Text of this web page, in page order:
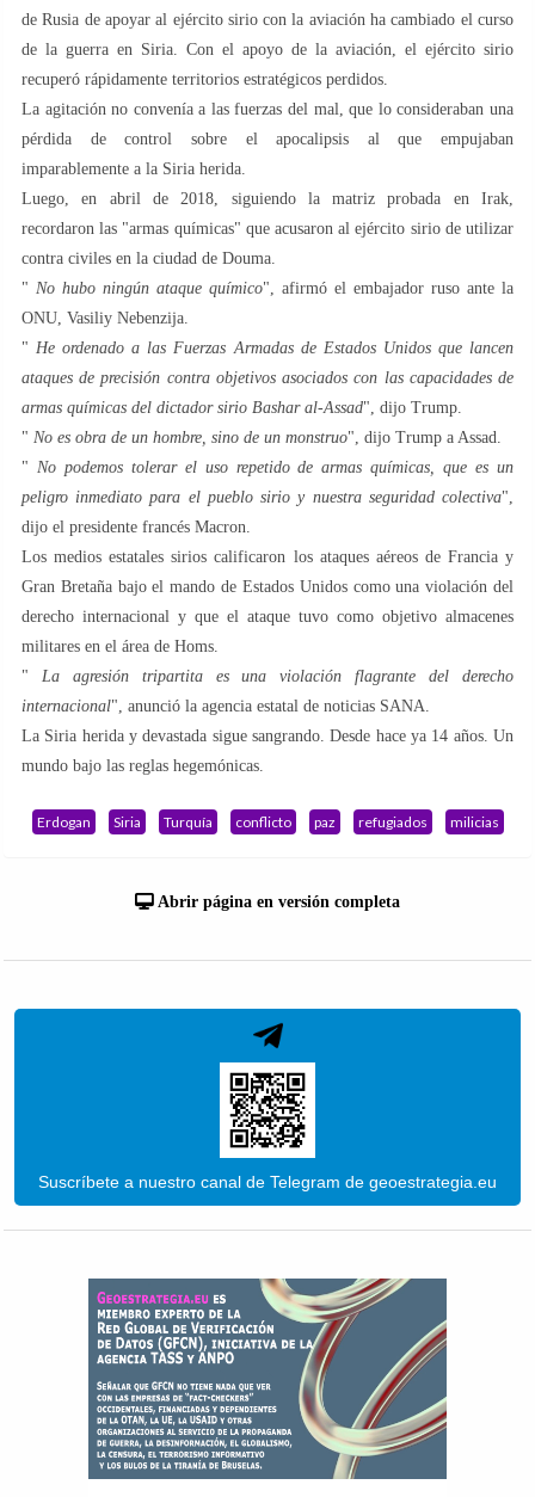
de Rusia de apoyar al ejército sirio con la aviación ha cambiado el curso
de la guerra en Siria. Con el apoyo de la aviación, el ejército sirio
recuperó rápidamente territorios estratégicos perdidos.
La agitación no convenía a las fuerzas del mal, que lo consideraban una
pérdida de control sobre el apocalipsis al que empujaban
imparablemente a la Siria herida.
Luego, en abril de 2018, siguiendo la matriz probada en Irak,
recordaron las "armas químicas" que acusaron al ejército sirio de utilizar
contra civiles en la ciudad de Douma.
" No hubo ningún ataque químico", afirmó el embajador ruso ante la
ONU, Vasiliy Nebenzija.
" He ordenado a las Fuerzas Armadas de Estados Unidos que lancen
ataques de precisión contra objetivos asociados con las capacidades de
armas químicas del dictador sirio Bashar al-Assad", dijo Trump.
" No es obra de un hombre, sino de un monstruo", dijo Trump a Assad.
" No podemos tolerar el uso repetido de armas químicas, que es un
peligro inmediato para el pueblo sirio y nuestra seguridad colectiva",
dijo el presidente francés Macron.
Los medios estatales sirios calificaron los ataques aéreos de Francia y
Gran Bretaña bajo el mando de Estados Unidos como una violación del
derecho internacional y que el ataque tuvo como objetivo almacenes
militares en el área de Homs.
" La agresión tripartita es una violación flagrante del derecho
internacional", anunció la agencia estatal de noticias SANA.
La Siria herida y devastada sigue sangrando. Desde hace ya 14 años. Un
mundo bajo las reglas hegemónicas.
Erdogan Siria Turquía conflicto paz refugiados milicias
Abrir página en versión completa
Suscríbete a nuestro canal de Telegram de geoestrategia.eu